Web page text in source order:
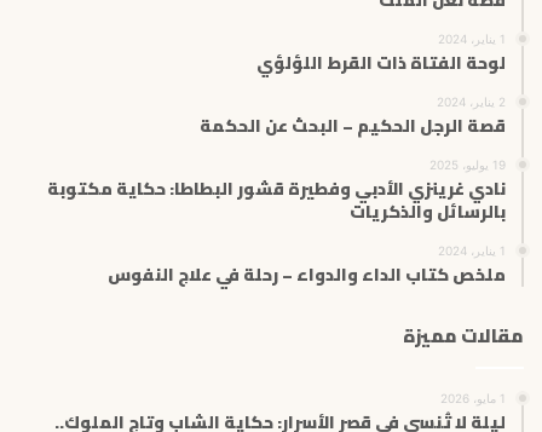
1 يناير، 2024
لوحة الفتاة ذات القرط اللؤلؤي
2 يناير، 2024
قصة الرجل الحكيم – البحث عن الحكمة
19 يوليو، 2025
نادي غرينزي الأدبي وفطيرة قشور البطاطا: حكاية مكتوبة
بالرسائل والذكريات
1 يناير، 2024
ملخص كتاب الداء والدواء – رحلة في علاج النفوس
مقالات مميزة
1 مايو، 2026
ليلة لا تُنسى في قصر الأسرار: حكاية الشاب وتاج الملوك..